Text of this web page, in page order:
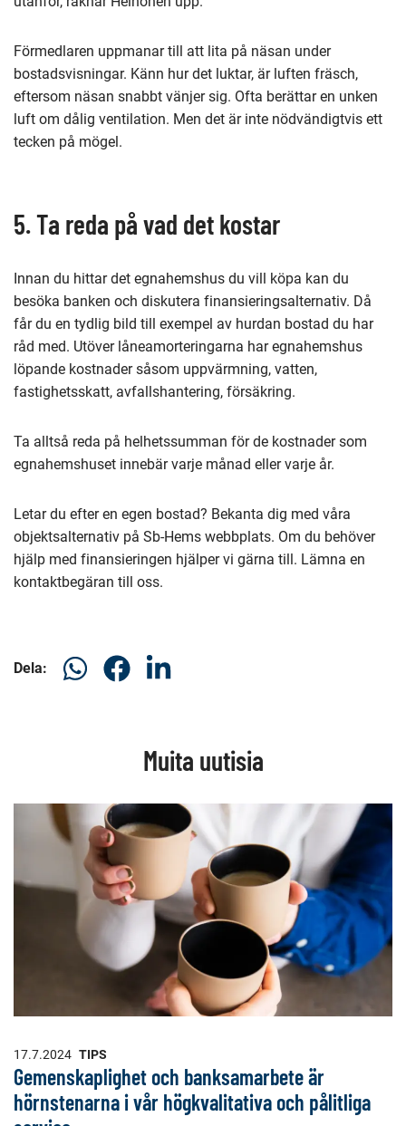
Förmedlaren uppmanar till att lita på näsan under
bostadsvisningar. Känn hur det luktar, är luften fräsch,
eftersom näsan snabbt vänjer sig. Ofta berättar en unken
luft om dålig ventilation. Men det är inte nödvändigtvis ett
tecken på mögel.
5. Ta reda på vad det kostar
Innan du hittar det egnahemshus du vill köpa kan du
besöka banken och diskutera finansieringsalternativ. Då
får du en tydlig bild till exempel av hurdan bostad du har
råd med. Utöver låneamorteringarna har egnahemshus
löpande kostnader såsom uppvärmning, vatten,
fastighetsskatt, avfallshantering, försäkring.
Ta alltså reda på helhetssumman för de kostnader som
egnahemshuset innebär varje månad eller varje år.
Letar du efter en egen bostad? Bekanta dig med våra
objektsalternativ på Sb-Hems webbplats. Om du behöver
hjälp med finansieringen hjälper vi gärna till. Lämna en
kontaktbegäran till oss.
Dela:
Dela
Dela
på
Dela
Muita uutisia
17.7.2024 TIPS
Gemenskaplighet och banksamarbete är
hörnstenarna i vår högkvalitativa och pålitliga